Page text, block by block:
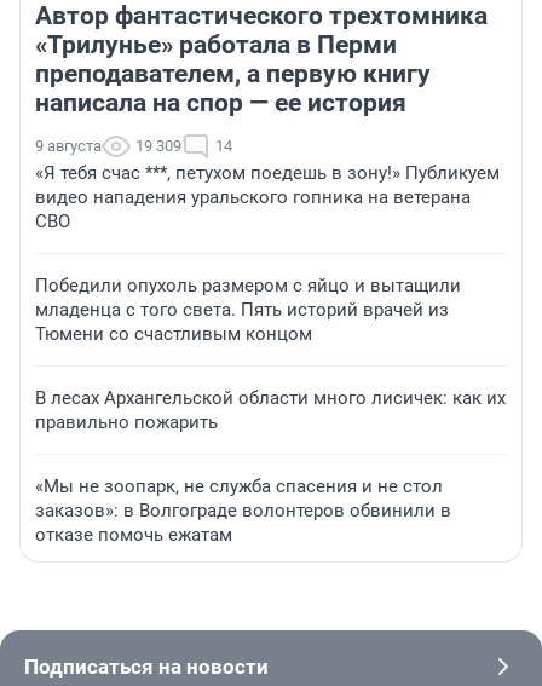
Автор фантастического трехтомника
«Трилунье» работала в Перми
преподавателем, а первую книгу
написала на спор — ее история
9 августа 19 309 14
«Я тебя счас ***, петухом поедешь в зону!» Публикуем
видео нападения уральского гопника на ветерана
СВО
Победили опухоль размером с яйцо и вытащили
младенца с того света. Пять историй врачей из
Тюмени со счастливым концом
В лесах Архангельской области много лисичек: как их
правильно пожарить
«Мы не зоопарк, не служба спасения и не стол
заказов»: в Волгограде волонтеров обвинили в
отказе помочь ежатам
Подписаться на новости